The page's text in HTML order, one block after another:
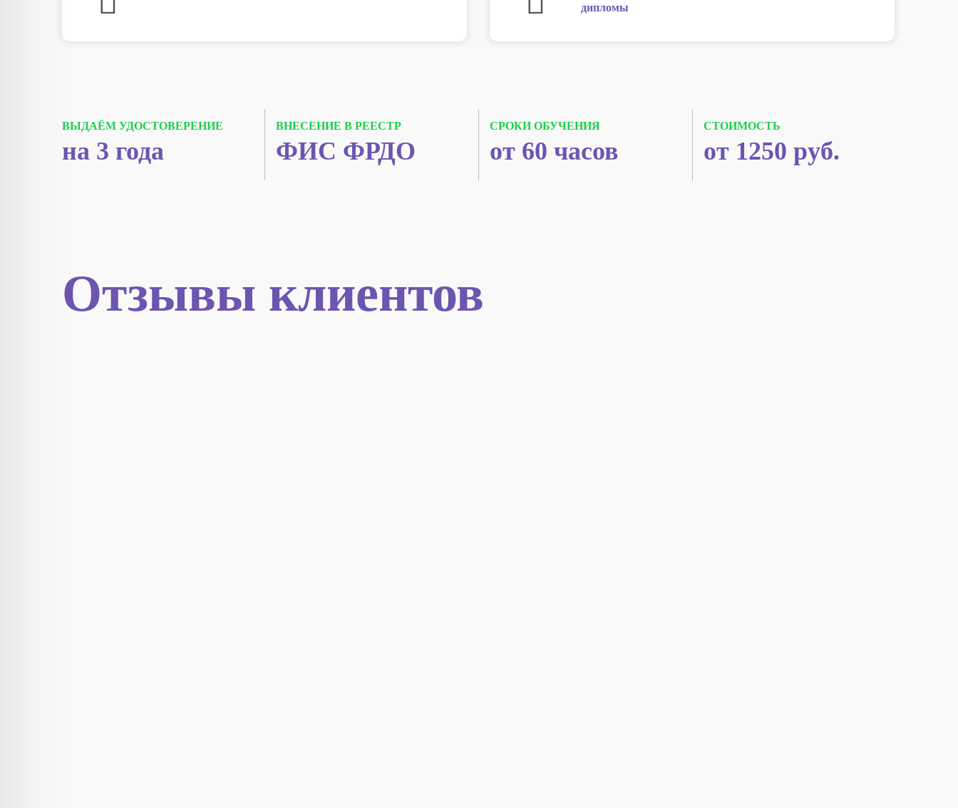
дипломы
ВЫДАЁМ УДОСТОВЕРЕНИЕ
на 3 года
ВНЕСЕНИЕ В РЕЕСТР
ФИС ФРДО
СРОКИ ОБУЧЕНИЯ СТОИМОСТЬ
от 60 часов от 1250 руб.
Отзывы клиентов